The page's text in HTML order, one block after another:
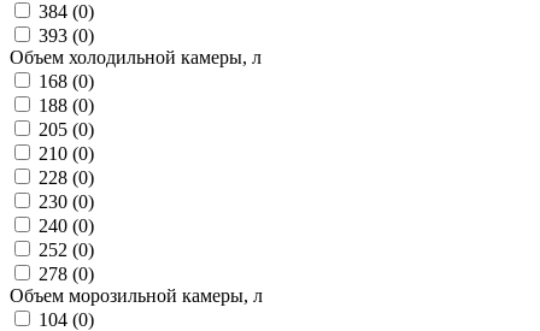
384 (0)
393 (0)
Объем холодильной камеры, л
168 (0)
188 (0)
205 (0)
210 (0)
228 (0)
230 (0)
240 (0)
252 (0)
278 (0)
Объем морозильной камеры, л
104 (0)